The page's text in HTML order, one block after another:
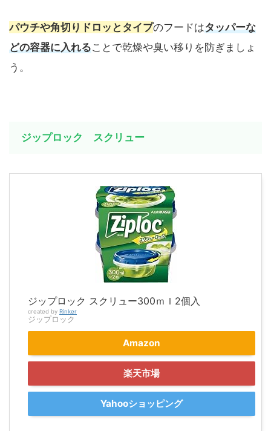
パウチや角切りドロッとタイプのフードはタッパーな
どの容器に入れることで乾燥や臭い移りを防ぎましょ
う。
ジップロック スクリュー
ジップロック スクリュー300ｍｌ2個入
created by Rinker
ジップロック
Amazon
楽天市場
Yahooショッピング